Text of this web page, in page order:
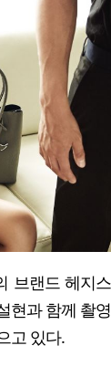
브랜드 헤지스
현과 함께 촬영
고 있다.